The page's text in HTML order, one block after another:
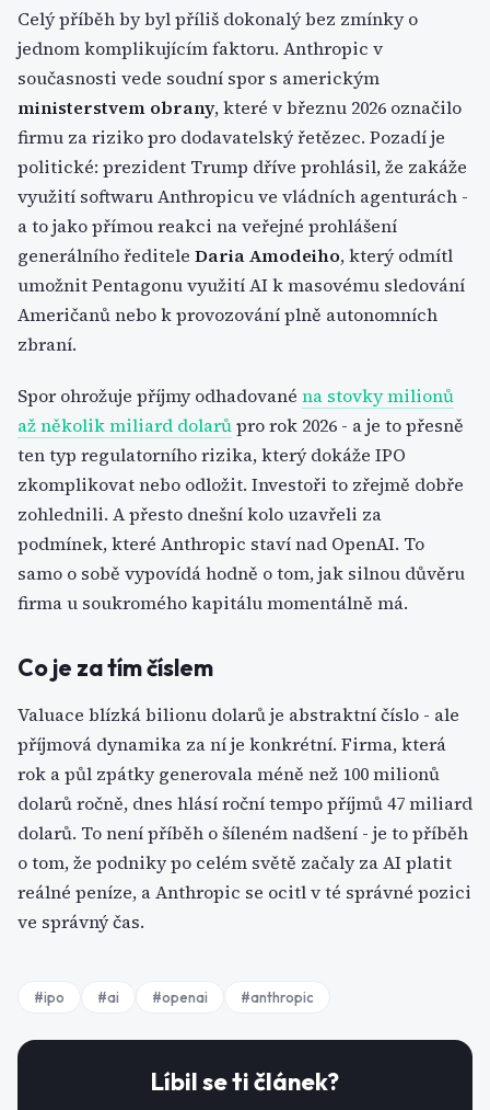
Celý příběh by byl příliš dokonalý bez zmínky o
jednom komplikujícím faktoru. Anthropic v
současnosti vede soudní spor s americkým
ministerstvem obrany, které v březnu 2026 označilo
firmu za riziko pro dodavatelský řetězec. Pozadí je
politické: prezident Trump dříve prohlásil, že zakáže
využití softwaru Anthropicu ve vládních agenturách -
a to jako přímou reakci na veřejné prohlášení
generálního ředitele Daria Amodeiho, který odmítl
umožnit Pentagonu využití AI k masovému sledování
Američanů nebo k provozování plně autonomních
zbraní.
Spor ohrožuje příjmy odhadované na stovky milionů
až několik miliard dolarůpro rok 2026 - a je to přesně
ten typ regulatorního rizika, který dokáže IPO
zkomplikovat nebo odložit. Investoři to zřejmě dobře
zohlednili. A přesto dnešní kolo uzavřeli za
podmínek, které Anthropic staví nad OpenAI. To
samo o sobě vypovídá hodně o tom, jak silnou důvěru
firma u soukromého kapitálu momentálně má.
Co je za tím číslem
Valuace blízká bilionu dolarů je abstraktní číslo - ale
příjmová dynamika za ní je konkrétní. Firma, která
rok a půl zpátky generovala méně než 100 milionů
dolarů ročně, dnes hlásí roční tempo příjmů 47 miliard
dolarů. To není příběh o šíleném nadšení - je to příběh
o tom, že podniky po celém světě začaly za AI platit
reálné peníze, a Anthropic se ocitl v té správné pozici
ve správný čas.
#ipo #ai #openai #anthropic
Líbil se ti článek?